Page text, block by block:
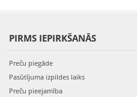
PIRMS IEPIRKŠANĀS
Preču piegāde
Pasūtījuma izpildes laiks
Preču pieejamība